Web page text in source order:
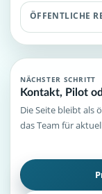
ÖFFENTLICHE
NÄCHSTER SCHRITT
Kontakt, Pilot
Die Seite bleibt als
das Team für